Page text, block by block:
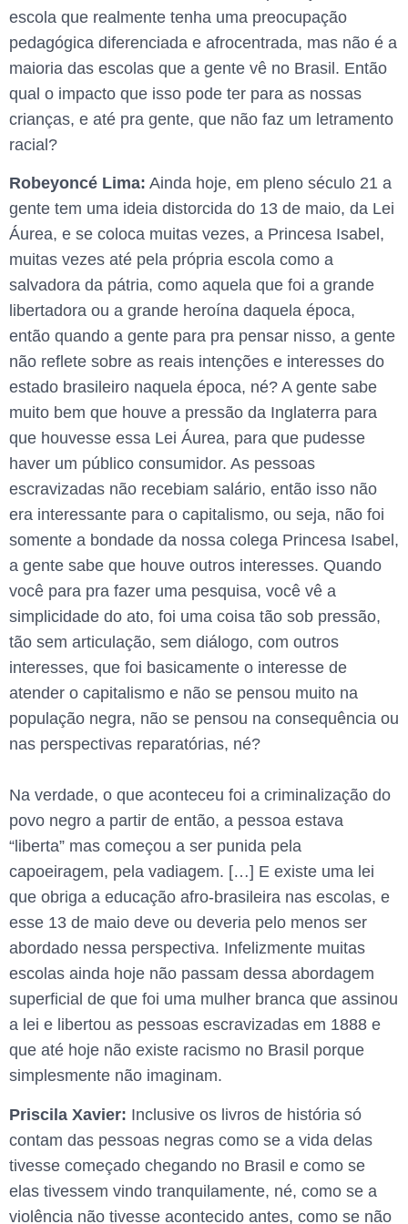
escola que realmente tenha uma preocupação
pedagógica diferenciada e afrocentrada, mas não é a
maioria das escolas que a gente vê no Brasil. Então
qual o impacto que isso pode ter para as nossas
crianças, e até pra gente, que não faz um letramento
racial?
Robeyoncé Lima: Ainda hoje, em pleno século 21 a
gente tem uma ideia distorcida do 13 de maio, da Lei
Áurea, e se coloca muitas vezes, a Princesa Isabel,
muitas vezes até pela própria escola como a
salvadora da pátria, como aquela que foi a grande
libertadora ou a grande heroína daquela época,
então quando a gente para pra pensar nisso, a gente
não reflete sobre as reais intenções e interesses do
estado brasileiro naquela época, né? A gente sabe
muito bem que houve a pressão da Inglaterra para
que houvesse essa Lei Áurea, para que pudesse
haver um público consumidor. As pessoas
escravizadas não recebiam salário, então isso não
era interessante para o capitalismo, ou seja, não foi
somente a bondade da nossa colega Princesa Isabel,
a gente sabe que houve outros interesses. Quando
você para pra fazer uma pesquisa, você vê a
simplicidade do ato, foi uma coisa tão sob pressão,
tão sem articulação, sem diálogo, com outros
interesses, que foi basicamente o interesse de
atender o capitalismo e não se pensou muito na
população negra, não se pensou na consequência ou
nas perspectivas reparatórias, né?
Na verdade, o que aconteceu foi a criminalização do
povo negro a partir de então, a pessoa estava
“liberta” mas começou a ser punida pela
capoeiragem, pela vadiagem. […] E existe uma lei
que obriga a educação afro-brasileira nas escolas, e
esse 13 de maio deve ou deveria pelo menos ser
abordado nessa perspectiva. Infelizmente muitas
escolas ainda hoje não passam dessa abordagem
superficial de que foi uma mulher branca que assinou
a lei e libertou as pessoas escravizadas em 1888 e
que até hoje não existe racismo no Brasil porque
simplesmente não imaginam.
Priscila Xavier: Inclusive os livros de história só
contam das pessoas negras como se a vida delas
tivesse começado chegando no Brasil e como se
elas tivessem vindo tranquilamente, né, como se a
violência não tivesse acontecido antes, como se não